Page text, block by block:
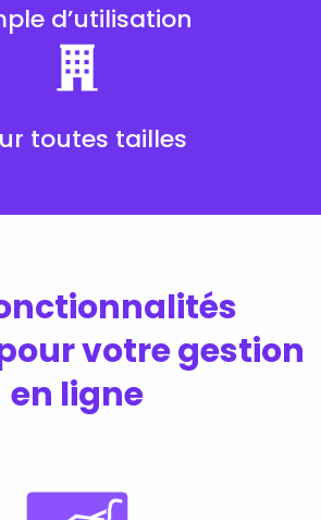
d’utilisation
toutes tailles
votre gestion
en ligne